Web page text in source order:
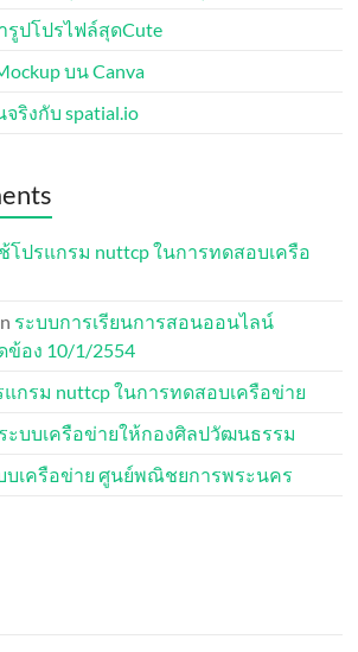
รูปโปรไฟล์สุดCute
บน Canva
ริงกับ spatial.io
โปรแกรม nuttcp ในการทดสอบเครือ
ระบบการเรียนการสอนออนไลน์
ข้อง 10/1/2554
แกรม nuttcp ในการทดสอบเครือข่าย
ะบบเครือข่ายให้กองศิลปวัฒนธรรม
บเครือข่าย ศูนย์พณิชยการพระนคร